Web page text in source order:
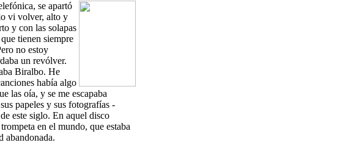
se apartó
vi volver, alto y
y con las solapas
tienen siempre
no estoy
un revólver.
Biralbo. He
había algo
las oía, y se me escapaba
papeles y sus fotografías -
este siglo. En aquel disco
en el mundo, que estaba
abandonada.